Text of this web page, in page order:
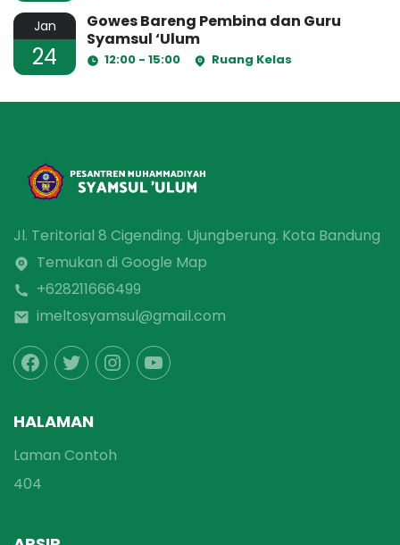
Jan
24
Gowes Bareng Pembina dan Guru
Syamsul ‘Ulum
12:00 - 15:00 Ruang Kelas
Jl. Teritorial 8 Cigending. Ujungberung. Kota Bandung
Temukan di Google Map
+628211666499
imeltosyamsul@gmail.com
HALAMAN
Laman Contoh
404